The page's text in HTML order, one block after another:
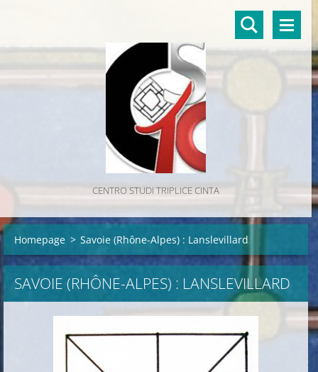
CENTRO STUDI TRIPLICE CINTA
Homepage > Savoie (Rhône-Alpes) : Lanslevillard
SAVOIE (RHÔNE-ALPES) : LANSLEVILLARD